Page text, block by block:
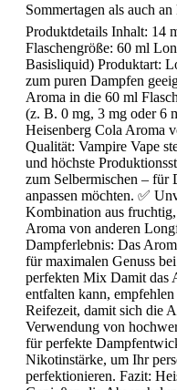
Sommertagen als auch
Produktdetails Inhalt: 14
Flaschengröße: 60 ml
Basisliquid) Produktart:
zum puren Dampfen
Aroma in die 60 ml
(z. B. 0 mg, 3 mg oder 6
Heisenberg Cola Aroma
Qualität: Vampire Vape
und höchste
zum Selbermischen –
anpassen möchten. ✅
Kombination aus
Aroma von anderen
Dampferlebnis: Das
für maximalen Genuss
perfekten Mix Damit das
entfalten kann,
Reifezeit, damit sich die
Verwendung von
für perfekte
Nikotinstärke, um Ihr
perfektionieren. Fazit: